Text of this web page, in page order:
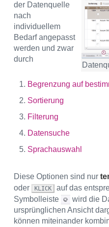
der Datenquelle
nach
individuellem
Bedarf angepasst
werden und zwar
durch
Begrenzung auf
Sortierung
Filterung
Datensuche
Sprachauswahl
Diese Optionen sind nur
oder KLICK
auf das
Symbolleiste
wird die
ursprünglichen Ansicht
können miteinander